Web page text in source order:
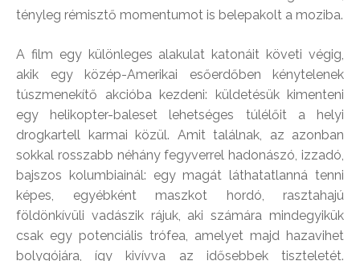
tényleg rémisztő momentumot is belepakolt a moziba.
A film egy különleges alakulat katonáit követi végig,
akik egy közép-Amerikai esőerdőben kénytelenek
túszmenekítő akcióba kezdeni: küldetésük kimenteni
egy helikopter-baleset lehetséges túlélőit a helyi
drogkartell karmai közül. Amit találnak, az azonban
sokkal rosszabb néhány fegyverrel hadonászó, izzadó,
bajszos kolumbiainál: egy magát láthatatlanná tenni
képes, egyébként maszkot hordó, rasztahajú
földönkívüli vadászik rájuk, aki számára mindegyikük
csak egy potenciális trófea, amelyet majd hazavihet
bolygójára, így kivívva az idősebbek tiszteletét.